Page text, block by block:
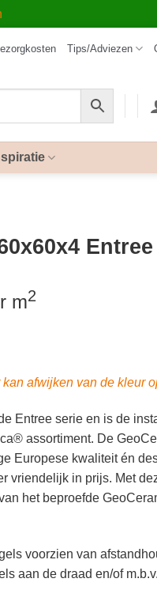
Tips/Adviezen
m2
afwijken van de kleur
Entree serie en is de
assortiment. De
Europese kwaliteit én
vriendelijk in prijs. Met
het beproefde
voorzien van
aan de draad en/of